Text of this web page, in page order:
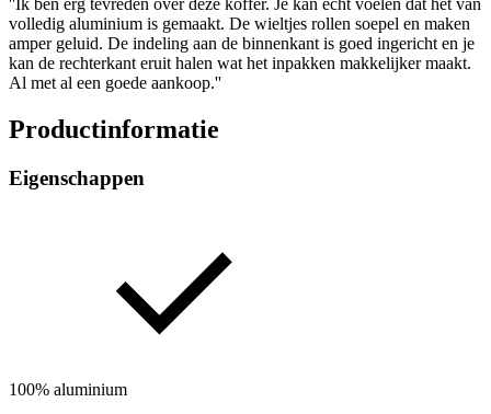
''Ik ben erg tevreden over deze koffer. Je kan echt voelen dat het van
volledig aluminium is gemaakt. De wieltjes rollen soepel en maken
amper geluid. De indeling aan de binnenkant is goed ingericht en je
kan de rechterkant eruit halen wat het inpakken makkelijker maakt.
Al met al een goede aankoop.''
Productinformatie
Eigenschappen
100% aluminium